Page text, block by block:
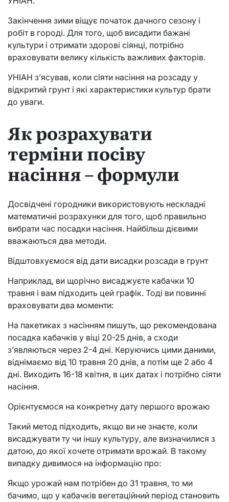
Закінчення зими віщує початок дачного сезону і
робіт в городі. Для того, щоб висадити бажані
культури і отримати здорові сіянці, потрібно
враховувати велику кількість важливих факторів.
УНІАН з’ясував, коли сіяти насіння на розсаду у
відкритий грунт і які характеристики культур брати
до уваги.
Як розрахувати
терміни посіву
насіння – формули
Досвідчені городники використовують нескладні
математичні розрахунки для того, щоб правильно
вибрати час посадки насіння. Найбільш дієвими
вважаються два методи.
Відштовхуємося від дати висадки розсади в грунт
Наприклад, ви щорічно висаджуєте кабачки 10
травня і вам підходить цей графік. Тоді ви повинні
враховувати два моменти:
На пакетиках з насінням пишуть, що рекомендована
посадка кабачків у віці 20-25 днів, а сходи
з’являються через 2-4 дні. Керуючись цими даними,
віднімаємо від 10 травня 20 днів, а потім ще 2 або 4
дні. Виходить 16-18 квітня, в цих датах і потрібно сіяти
насіння.
Орієнтуємося на конкретну дату першого врожаю
Такий метод підходить, якщо ви не знаєте, коли
висаджувати ту чи іншу культуру, але визначилися з
датою, до якої хочете отримати врожай. В такому
випадку дивимося на інформацію про:
Якщо урожай нам потрібен до 31 травня, то ми
бачимо, що у кабачків вегетаційний період становить